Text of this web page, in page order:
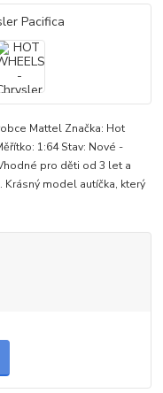
Mattel Značka: Hot
1:64 Stav: Nové -
pro děti od 3 let a
model autíčka, který